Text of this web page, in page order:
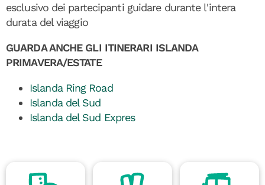
esclusivo dei partecipanti guidare durante l'intera
durata del viaggio
GUARDA ANCHE GLI ITINERARI ISLANDA
PRIMAVERA/ESTATE
Islanda Ring Road
Islanda del Sud
Islanda del Sud Expres